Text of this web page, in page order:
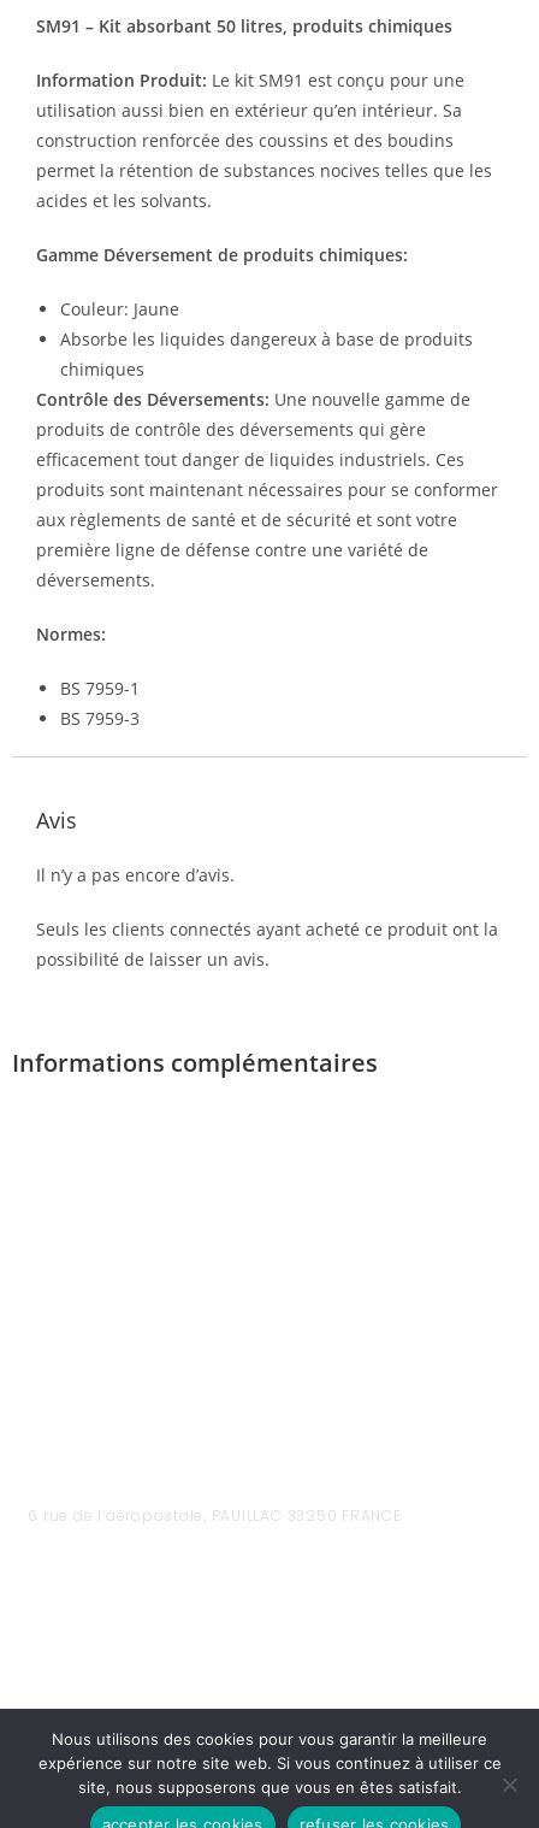
SM91 – Kit absorbant 50 litres, produits chimiques
Information Produit: Le kit SM91 est conçu pour une
utilisation aussi bien en extérieur qu’en intérieur. Sa
construction renforcée des coussins et des boudins
permet la rétention de substances nocives telles que les
acides et les solvants.
Gamme Déversement de produits chimiques:
Couleur: Jaune
Absorbe les liquides dangereux à base de produits
chimiques
Contrôle des Déversements: Une nouvelle gamme de
produits de contrôle des déversements qui gère
efficacement tout danger de liquides industriels. Ces
produits sont maintenant nécessaires pour se conformer
aux règlements de santé et de sécurité et sont votre
première ligne de défense contre une variété de
déversements.
Normes:
BS 7959-1
BS 7959-3
Avis
Il n’y a pas encore d’avis.
Seuls les clients connectés ayant acheté ce produit ont la
possibilité de laisser un avis.
Informations complémentaires
6 rue de l’aéropostale, PAUILLAC 33250 FRANCE
HEURES D'OUVERTURES
Nous utilisons des cookies pour vous garantir la meilleure
expérience sur notre site web. Si vous continuez à utiliser ce
site, nous supposerons que vous en êtes satisfait.
accepter les cookies
refuser les cookies